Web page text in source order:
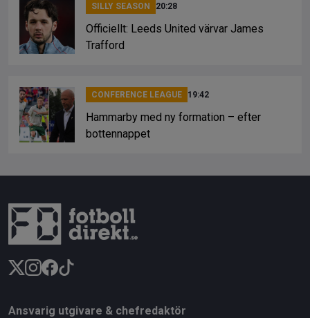
SILLY SEASON 20:28
Officiellt: Leeds United värvar James
Trafford
CONFERENCE LEAGUE 19:42
Hammarby med ny formation – efter
bottennappet
Ansvarig utgivare & chefredaktör